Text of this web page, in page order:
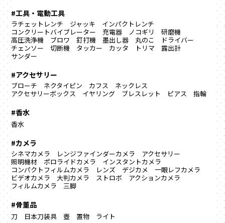
#工具・電動工具
ラチェットレンチ ジャッキ
インパクトレンチ
コンクリートバイブレーター
充電器 ノコギリ
研磨機
高圧洗浄機
ブロワ 釘打機 墨出し器 丸のこ
ドライバー
チェンソー
切断機 タッカー カッタ トリマ
露出計
サンダー
#アクセサリー
ブローチ ネクタイピン カフス
ネックレス
アクセサリーボックス
イヤリング ブレスレット ピアス 指輪
#香水
香水
#カメラ
シネマカメラ レンジファインダーカメラ
アクセサリー
照明機材
ポロライドカメラ
インスタントカメラ
コンパクトフィルムカメラ
レンズ デジカメ
一眼レフカメラ
ビデオカメラ
大判カメラ ストロボ
アクションカメラ
フィルムカメラ
三脚
#骨董品
刀 日本刀装具 壺 置物 ライト